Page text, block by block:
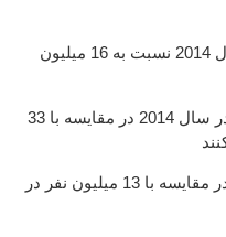
و 57 میلیون نفر از کارت بانکی در سال 2014 نسبت به 16 میلیون
و 166.5 میلیون نفر از خطوط هوایی در سال 2014 در مقایسه با 33
و 35.9 میلیون نفر به عنوان توریست در مقایسه با 13 میلیون نفر در